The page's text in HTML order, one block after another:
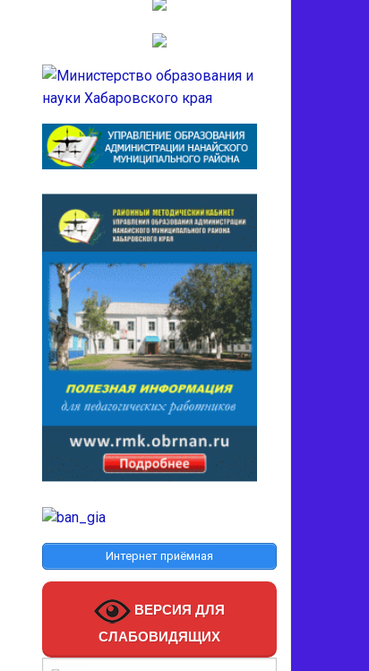
Интернет приёмная
ВЕРСИЯ ДЛЯ
СЛАБОВИДЯЩИХ